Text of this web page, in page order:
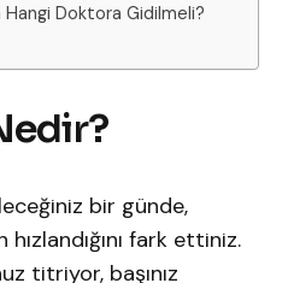
Hangi Doktora Gidilmeli?
bir günde,
hızlandığını fark ettiniz.
titriyor, başınız